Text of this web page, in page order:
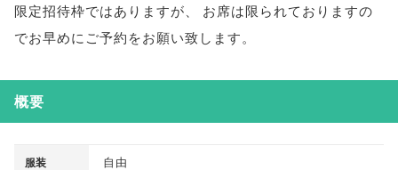
限定招待枠ではありますが、
お席は限られておりますの
でお早めにご予約をお願い致します。
概要
服装 自由